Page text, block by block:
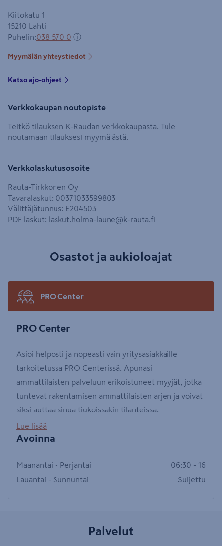
Kiitokatu 1
15210 Lahti
Puhelin:038 570 0 ⓘ
Myymälän yhteystiedot
Katso ajo-ohjeet
Verkkokaupan noutopiste
Teitkö tilauksen K-Raudan verkkokaupasta. Tule
noutamaan tilauksesi myymälästä.
Verkkolaskutusosoite
Rauta-Tirkkonen Oy
Tavaralaskut: 00371033599803
Välittäjätunnus: E204503
PDF laskut:
laskut.holma-laune@k-rauta.fi
Osastot ja aukioloajat
PRO Center
PRO Center
Asioi helposti ja nopeasti vain yritysasiakkaille
tarkoitetussa PRO Centerissä. Apunasi
ammattilaisten palveluun erikoistuneet myyjät, jotka
tuntevat rakentamisen ammattilaisten arjen ja voivat
siksi auttaa sinua tiukoissakin tilanteissa.
Lue lisää
Avoinna
Maanantai - Perjantai
06:30 - 16
Lauantai - Sunnuntai
Suljettu
Palvelut